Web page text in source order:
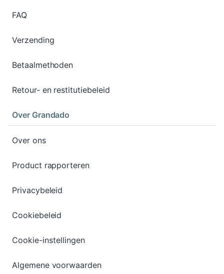
FAQ
Verzending
Betaalmethoden
Retour- en restitutiebeleid
Over Grandado
Over ons
Product rapporteren
Privacybeleid
Cookiebeleid
Cookie-instellingen
Algemene voorwaarden